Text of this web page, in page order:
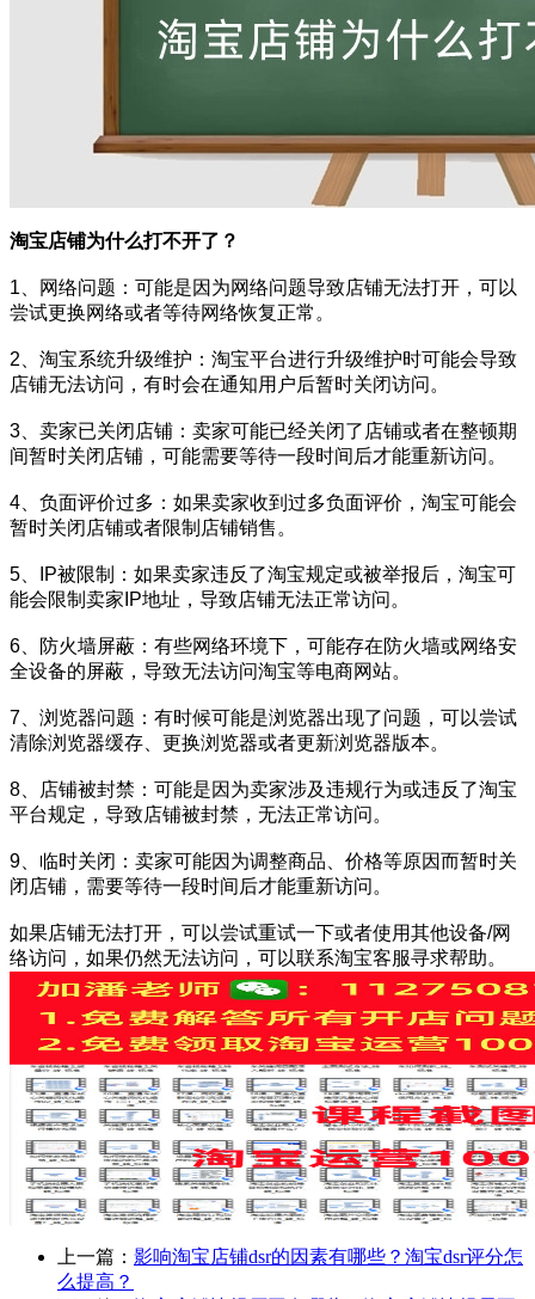
淘宝店铺为什么打不开了？
1、网络问题：可能是因为网络问题导致店铺无法打开，可以
尝试更换网络或者等待网络恢复正常。
2、淘宝系统升级维护：淘宝平台进行升级维护时可能会导致
店铺无法访问，有时会在通知用户后暂时关闭访问。
3、卖家已关闭店铺：卖家可能已经关闭了店铺或者在整顿期
间暂时关闭店铺，可能需要等待一段时间后才能重新访问。
4、负面评价过多：如果卖家收到过多负面评价，淘宝可能会
暂时关闭店铺或者限制店铺销售。
5、IP被限制：如果卖家违反了淘宝规定或被举报后，淘宝可
能会限制卖家IP地址，导致店铺无法正常访问。
6、防火墙屏蔽：有些网络环境下，可能存在防火墙或网络安
全设备的屏蔽，导致无法访问淘宝等电商网站。
7、浏览器问题：有时候可能是浏览器出现了问题，可以尝试
清除浏览器缓存、更换浏览器或者更新浏览器版本。
8、店铺被封禁：可能是因为卖家涉及违规行为或违反了淘宝
平台规定，导致店铺被封禁，无法正常访问。
9、临时关闭：卖家可能因为调整商品、价格等原因而暂时关
闭店铺，需要等待一段时间后才能重新访问。
如果店铺无法打开，可以尝试重试一下或者使用其他设备/网
络访问，如果仍然无法访问，可以联系淘宝客服寻求帮助。
上一篇： 影响淘宝店铺dsr的因素有哪些？淘宝dsr评分怎
么提高？